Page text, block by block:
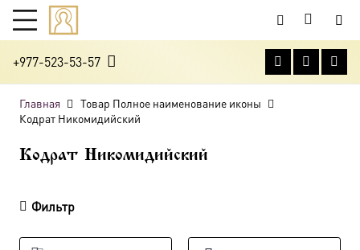
+977-523-53-57
Главная
Товар Полное наименование иконы
Кодрат Никомидийский
Кодрат Никомидийский
Фильтр